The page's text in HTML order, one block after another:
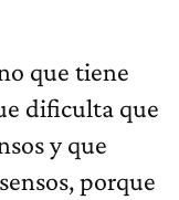
que tiene
dificulta que
y que
porque